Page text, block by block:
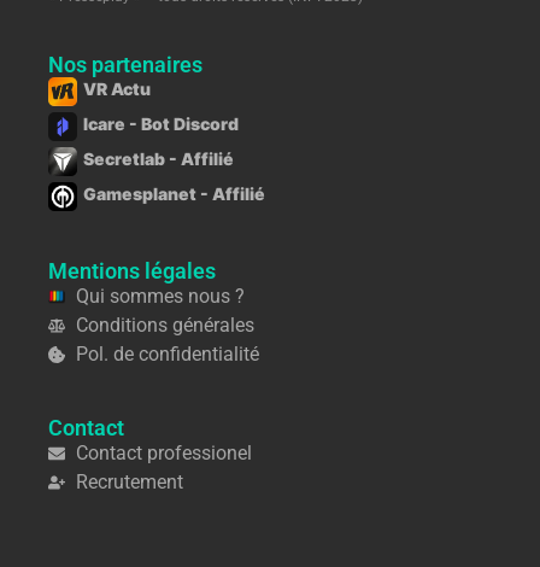
Nos partenaires
VR Actu
Icare - Bot Discord
Secretlab - Affilié
Gamesplanet - Affilié
Mentions légales
Qui sommes nous ?
Conditions générales
Pol. de confidentialité
Contact
Contact professionel
Recrutement